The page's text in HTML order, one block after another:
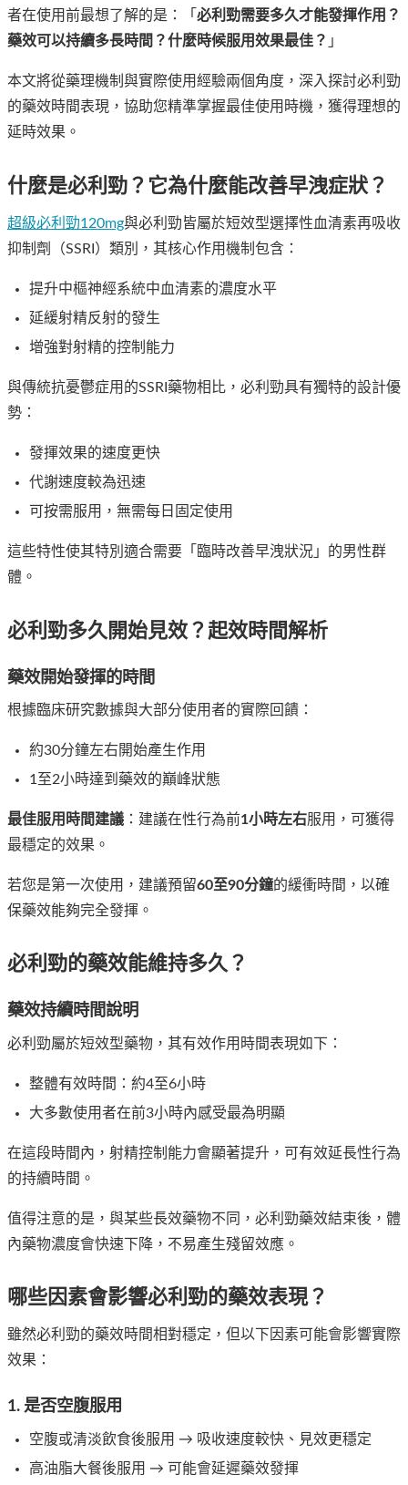
者在使用前最想了解的是：「 必利勁需要多久才能發揮作用？
藥效可以持續多長時間？什麼時候服用效果最佳？ 」
本文將從藥理機制與實際使用經驗兩個角度，深入探討必利勁
的藥效時間表現，協助您精準掌握最佳使用時機，獲得理想的
延時效果。
什麼是必利勁？它為什麼能改善早洩症狀？
超級必利勁120mg與必利勁皆屬於短效型選擇性血清素再吸收
抑制劑（SSRI）類別，其核心作用機制包含：
提升中樞神經系統中血清素的濃度水平
延緩射精反射的發生
增強對射精的控制能力
與傳統抗憂鬱症用的SSRI藥物相比，必利勁具有獨特的設計優
勢：
發揮效果的速度更快
代謝速度較為迅速
可按需服用，無需每日固定使用
這些特性使其特別適合需要「臨時改善早洩狀況」的男性群
體。
必利勁多久開始見效？起效時間解析
藥效開始發揮的時間
根據臨床研究數據與大部分使用者的實際回饋：
約30分鐘左右開始產生作用
1至2小時達到藥效的巔峰狀態
最佳服用時間建議 ：建議在性行為前1小時左右服用，可獲得
最穩定的效果。
若您是第一次使用，建議預留60至90分鐘的緩衝時間，以確
保藥效能夠完全發揮。
必利勁的藥效能維持多久？
藥效持續時間說明
必利勁屬於短效型藥物，其有效作用時間表現如下：
整體有效時間：約4至6小時
大多數使用者在前3小時內感受最為明顯
在這段時間內，射精控制能力會顯著提升，可有效延長性行為
的持續時間。
值得注意的是，與某些長效藥物不同，必利勁藥效結束後，體
內藥物濃度會快速下降，不易產生殘留效應。
哪些因素會影響必利勁的藥效表現？
雖然必利勁的藥效時間相對穩定，但以下因素可能會影響實際
效果：
1. 是否空腹服用
空腹或清淡飲食後服用 → 吸收速度較快、見效更穩定
高油脂大餐後服用 → 可能會延遲藥效發揮